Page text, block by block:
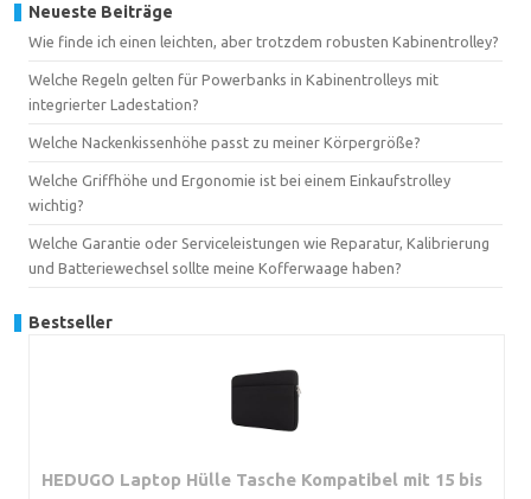
Neueste Beiträge
Wie finde ich einen leichten, aber trotzdem robusten Kabinentrolley?
Welche Regeln gelten für Powerbanks in Kabinentrolleys mit
integrierter Ladestation?
Welche Nackenkissenhöhe passt zu meiner Körpergröße?
Welche Griffhöhe und Ergonomie ist bei einem Einkaufstrolley
wichtig?
Welche Garantie oder Serviceleistungen wie Reparatur, Kalibrierung
und Batteriewechsel sollte meine Kofferwaage haben?
Bestseller
HEDUGO Laptop Hülle Tasche Kompatibel mit 15 bis